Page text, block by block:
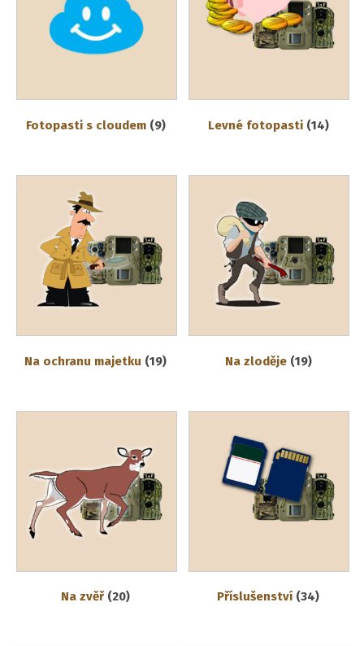
Fotopasti s cloudem (9) Levné fotopasti (14)
Na ochranu majetku (19) Na zloděje (19)
Na zvěř (20) Příslušenství (34)